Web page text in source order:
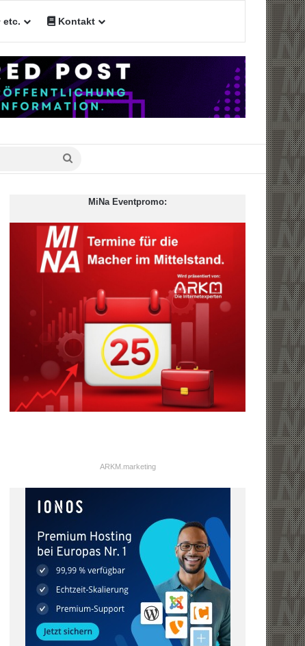
etc. Kontakt
MiNa Eventpromo:
ARKM.marketing